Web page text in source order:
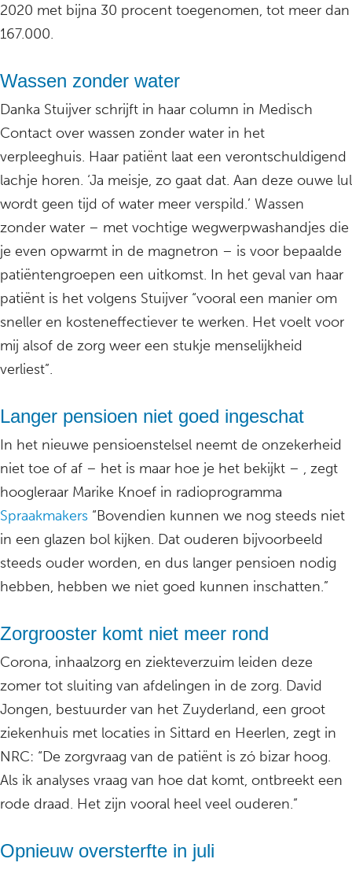
2020 met bijna 30 procent toegenomen, tot meer dan
167.000.
Wassen zonder water
Danka Stuijver schrijft in haar column in Medisch
Contact over wassen zonder water in het
verpleeghuis. Haar patiënt laat een verontschuldigend
lachje horen. ‘Ja meisje, zo gaat dat. Aan deze ouwe lul
wordt geen tijd of water meer verspild.’ Wassen
zonder water – met vochtige wegwerpwashandjes die
je even opwarmt in de magnetron – is voor bepaalde
patiëntengroepen een uitkomst. In het geval van haar
patiënt is het volgens Stuijver “vooral een manier om
sneller en kosteneffectiever te werken. Het voelt voor
mij alsof de zorg weer een stukje menselijkheid
verliest”.
Langer pensioen niet goed ingeschat
In het nieuwe pensioenstelsel neemt de onzekerheid
niet toe of af – het is maar hoe je het bekijkt – , zegt
hoogleraar Marike Knoef in radioprogramma
Spraakmakers “Bovendien kunnen we nog steeds niet
in een glazen bol kijken. Dat ouderen bijvoorbeeld
steeds ouder worden, en dus langer pensioen nodig
hebben, hebben we niet goed kunnen inschatten.”
Zorgrooster komt niet meer rond
Corona, inhaalzorg en ziekteverzuim leiden deze
zomer tot sluiting van afdelingen in de zorg. David
Jongen, bestuurder van het Zuyderland, een groot
ziekenhuis met locaties in Sittard en Heerlen, zegt in
NRC: “De zorgvraag van de patiënt is zó bizar hoog.
Als ik analyses vraag van hoe dat komt, ontbreekt een
rode draad. Het zijn vooral heel veel ouderen.”
Opnieuw oversterfte in juli